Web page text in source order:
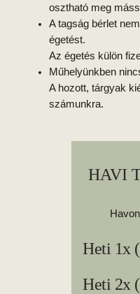
osztható meg
A tagság bérlet
égetést.
Az égetés külön
Műhelyünkben
A hozott, tárgyak
számunkra.
HAVI
Heti 1x
Heti 2x